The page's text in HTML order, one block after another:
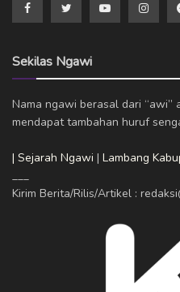
Sekilas Ngawi
Nama ngawi berasal dari “awi”
mendapat tambahan huruf
| Sejarah Ngawi | Lambang
Kirim Berita/Rilis/Artikel :